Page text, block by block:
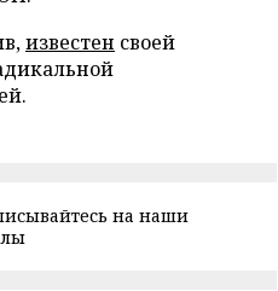
известен своей
на наши